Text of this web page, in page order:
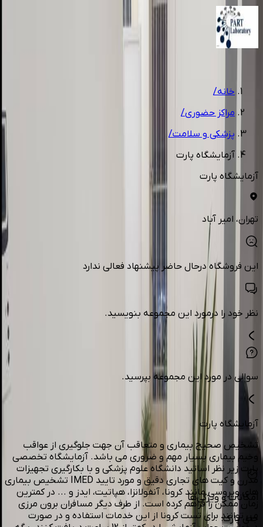
1/3
خانه/
مراکز حضوری/
پزشکی و سلامت/
آزمایشگاه پارت
آزمایشگاه پارت
تهران، امیر آباد
این فروشگاه درحال حاضر پیشنهاد فعالی ندارد
نظر خود را درمورد این مجموعه بنویسید.
سوالی در مورد این مجموعه بپرسید.
آزمایشگاه پارت
تشخیص صحیح بیماری و متعاقب آن جهت جلوگیری از عواقب
وخیم بیماری بسیار مهم و ضروری می باشد. آزمایشگاه تخصصی
پارت زیر نظر اساتید دانشگاه علوم پزشکی و با بکارگیری تجهیزات
مدرن و کیت های تجاری دقیق و مورد تایید IMED تشخیص بیماری
های ویروسی مانند کرونا، آنفولانزا، هپاتیت، ایدز و ... در کمترین
زمان ممکن را فراهم کرده است. از طرف دیگر مسافران برون مرزی
می توانند برای تست کرونا از این خدمات استفاده و در صورت
امکانات و ویژگی‌ها
جای پارک: